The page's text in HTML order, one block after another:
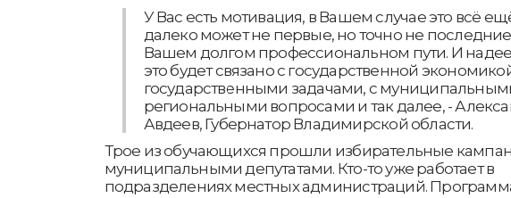
У Вас есть мотивация, в Вашем случае это всё
далеко может не первые, но точно не
Вашем долгом профессиональном пути. И
это будет связано с государственной
государственными задачами, с
региональными вопросами и так далее, -
Авдеев, Губернатор Владимирской области.
Трое из обучающихся прошли избирательные
муниципальными депутатами. Кто-то уже работает в
подразделениях местных администраций.